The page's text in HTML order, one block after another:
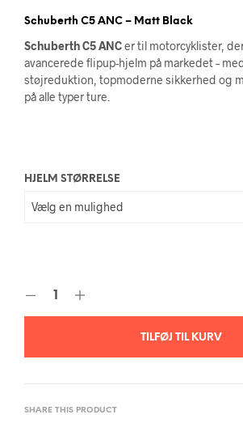
Schuberth C5 ANC – Matt Black
Schuberth C5 ANCer til motorcyklister,
avancerede flipup-hjelm på markedet –
støjreduktion, topmoderne sikkerhed og
på alle typer ture.
HJELM STØRRELSE
TILFØJ TIL KURV
SHARE THIS PRODUCT